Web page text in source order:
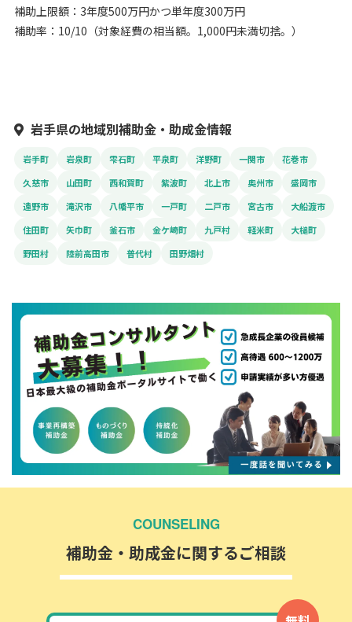
補助上限額：3年度500万円かつ単年度300万円
補助率：10/10（対象経費の相当額。1,000円未満切捨。）
岩手県の地域別補助金・助成金情報
岩手町 岩泉町 雫石町 平泉町 洋野町 一関市
花巻市
久慈市
山田町 西和賀町 紫波町 北上市 奥州市
盛岡市
遠野市
滝沢市 八幡平市 一戸町 二戸市 宮古市
大船渡市
住田町
矢巾町 釜石市 金ケ崎町 九戸村 軽米町
大槌町
野田村
陸前高田市 普代村 田野畑村
COUNSELING
補助金・助成金に関するご相談